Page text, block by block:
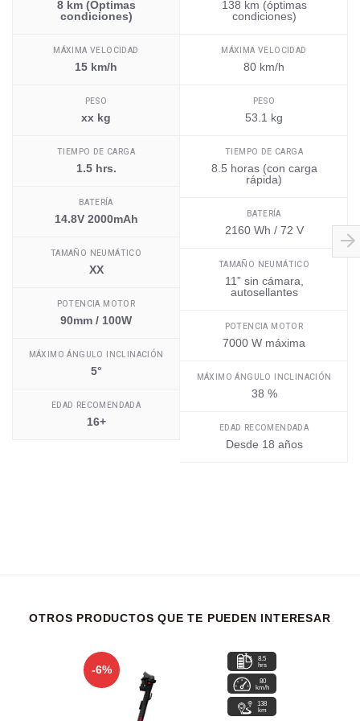
8 km (Óptimas
condiciones)
MÁXIMA VELOCIDAD
15 km/h
PESO
xx kg
TIEMPO DE CARGA
1.5 hrs.
BATERÍA
14.8V 2000mAh
TAMAÑO NEUMÁTICO
XX
POTENCIA MOTOR
90mm / 100W
MÁXIMO ÁNGULO INCLINACIÓN
5°
EDAD RECOMENDADA
16+
138 km (óptimas
condiciones)
MÁXIMA VELOCIDAD
80 km/h
PESO
53.1 kg
TIEMPO DE CARGA
8.5 horas (con carga
rápida)
BATERÍA
2160 Wh / 72 V
TAMAÑO NEUMÁTICO
11” sin cámara,
autosellantes
POTENCIA MOTOR
7000 W máxima
MÁXIMO ÁNGULO INCLINACIÓN
38 %
EDAD RECOMENDADA
Desde 18 años
OTROS PRODUCTOS QUE TE PUEDEN INTERESAR
-6%
8.5
hrs
80
km/h
138
km